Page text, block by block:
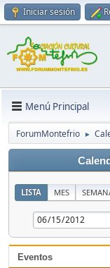
Iniciar sesión
Menú Principal
ForumMontefrio ►
LISTA MES
Eventos